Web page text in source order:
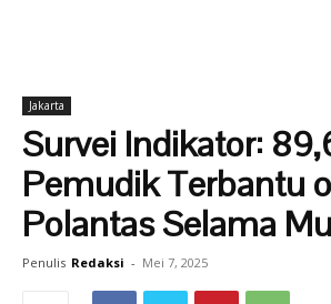
Jakarta
Survei Indikator:
Pemudik Terbantu
Polantas Selama
Penulis Redaksi - Mei 7, 2025